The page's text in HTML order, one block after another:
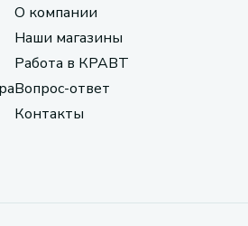
О компании
Наши магазины
Работа в КРАВТ
Вопрос-ответ
Контакты